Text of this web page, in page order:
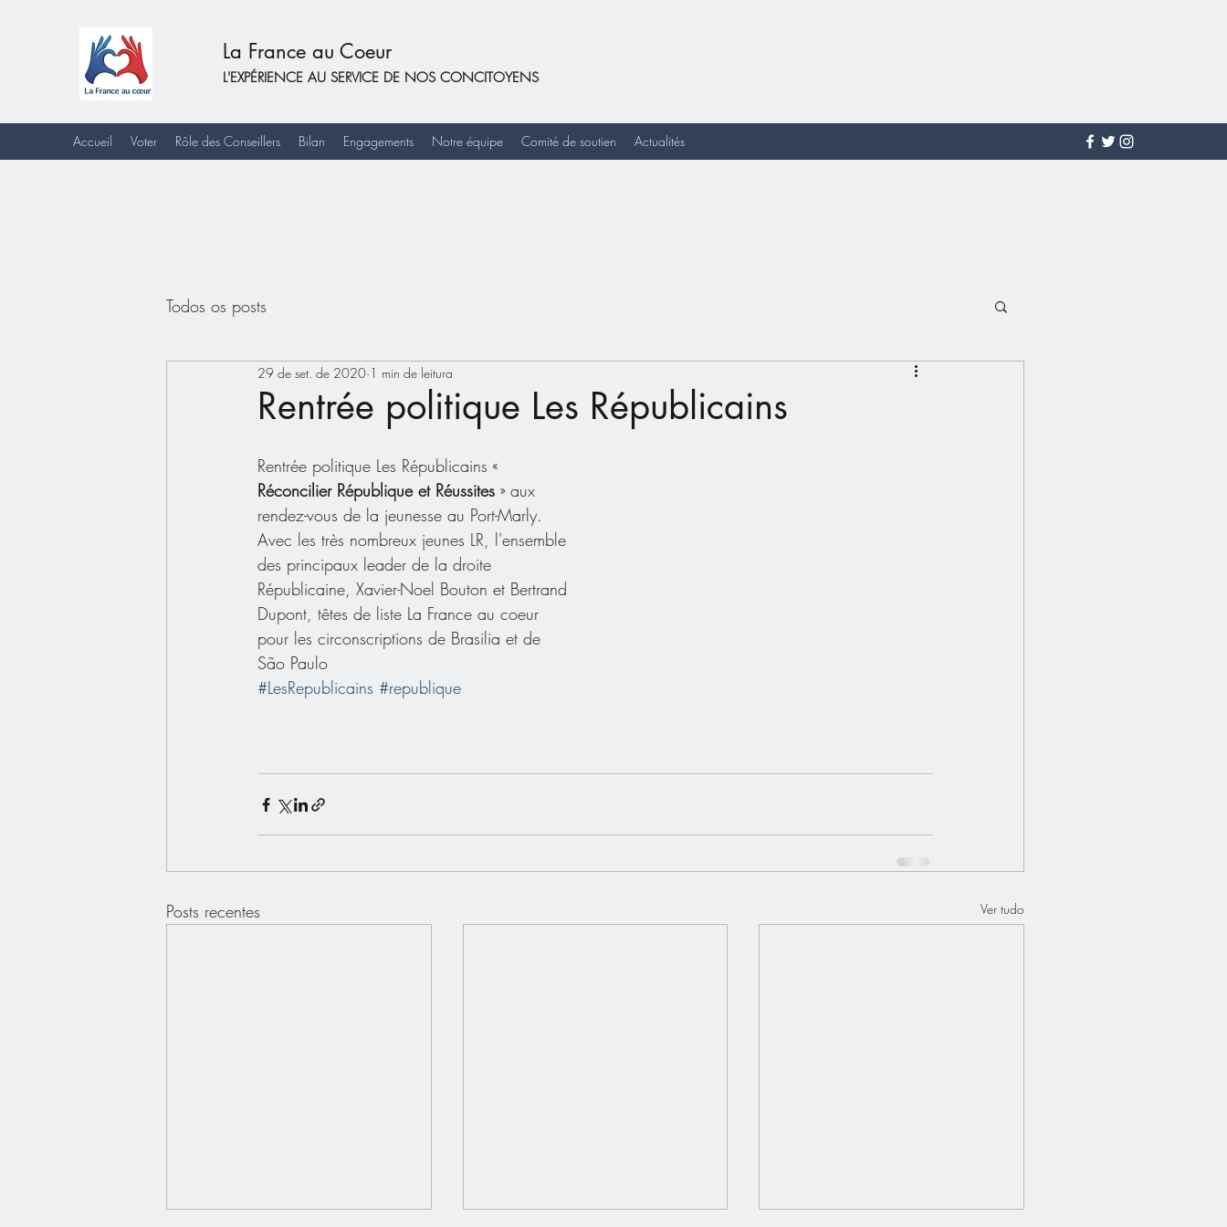
La France au Coeur
L'EXPÉRIENCE AU SERVICE DE NOS CONCITOYENS
Accueil Voter Rôle des Conseillers Bilan Engagements Notre équipe Comité de soutien Actualités
Todos os posts
Rentrée politique Les Républicains
29 de set. de 2020 1 min de leitura
Rentrée politique Les Républicains «
Réconcilier République et Réussites » aux
rendez-vous de la jeunesse au Port-Marly.
Avec les très nombreux jeunes LR, l'ensemble
des principaux leader de la droite
Républicaine, Xavier-Noel Bouton et Bertrand
Dupont, têtes de liste La France au coeur
pour les circonscriptions de Brasilia et de
São Paulo
#LesRepublicains #republique
Posts recentes Ver tudo